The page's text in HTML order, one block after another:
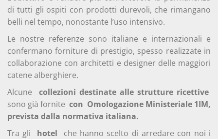
di tutti gli ospiti con prodotti durevoli, che rimangano
belli nel tempo, nonostante l’uso intensivo.
Le nostre referenze sono italiane e internazionali e
confermano forniture di prestigio, spesso realizzate in
collaborazione con architetti e designer delle maggiori
catene alberghiere.
Alcune
collezioni destinate alle strutture ricettive
sono già fornite con Omologazione Ministeriale 1IM,
prevista dalla normativa italiana.
Tra gli
hotel
che hanno scelto di arredare con noi i